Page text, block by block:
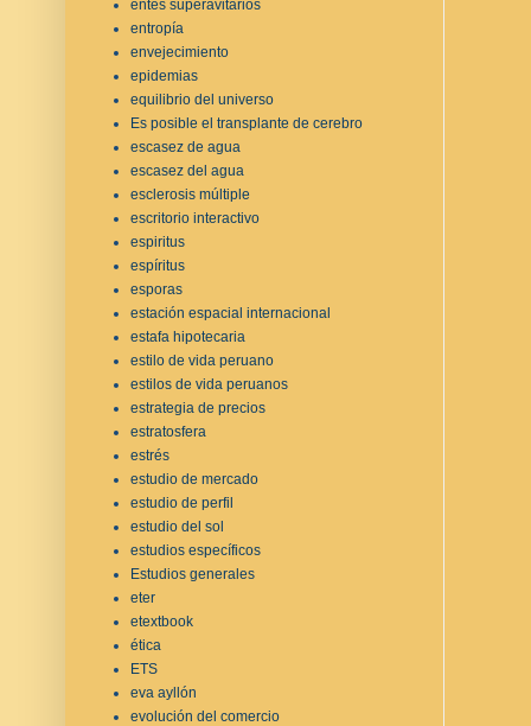
entes superavitarios
entropía
envejecimiento
epidemias
equilibrio del universo
Es posible el transplante de cerebro
escasez de agua
escasez del agua
esclerosis múltiple
escritorio interactivo
espiritus
espíritus
esporas
estación espacial internacional
estafa hipotecaria
estilo de vida peruano
estilos de vida peruanos
estrategia de precios
estratosfera
estrés
estudio de mercado
estudio de perfil
estudio del sol
estudios específicos
Estudios generales
eter
etextbook
ética
ETS
eva ayllón
evolución del comercio